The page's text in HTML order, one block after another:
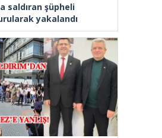
saldıran şüpheli
yakalandı